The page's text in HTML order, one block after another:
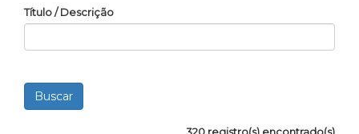
Título / Descrição